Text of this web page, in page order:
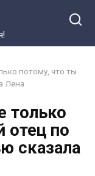
потому, что ты
Лена
только
отец по
сказала